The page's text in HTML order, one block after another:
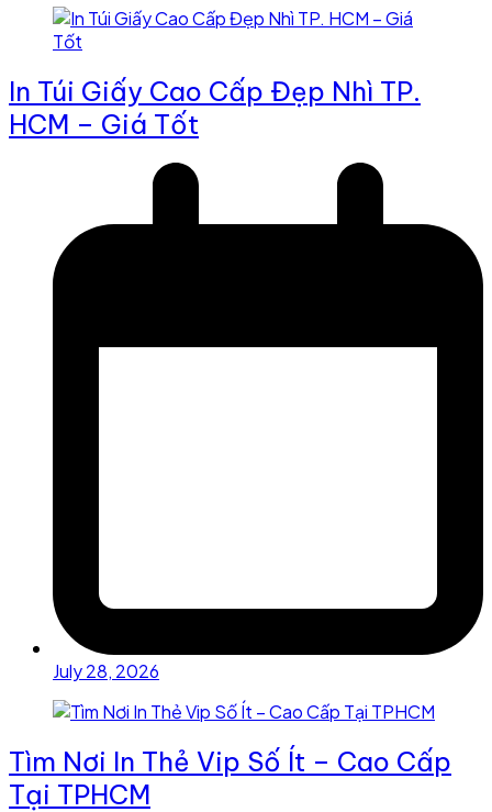
In Túi Giấy Cao Cấp Đẹp Nhì TP.
HCM – Giá Tốt
July 28, 2026
Tìm Nơi In Thẻ Vip Số Ít – Cao Cấp
Tại TPHCM